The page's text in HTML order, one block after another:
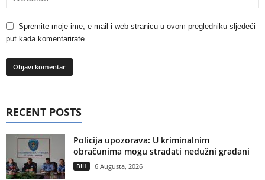
Spremite moje ime, e-mail i web stranicu u ovom pregledniku sljedeći
put kada komentarirate.
RECENT POSTS
Policija upozorava: U kriminalnim
obračunima mogu stradati nedužni građani
BIH 6 Augusta, 2026